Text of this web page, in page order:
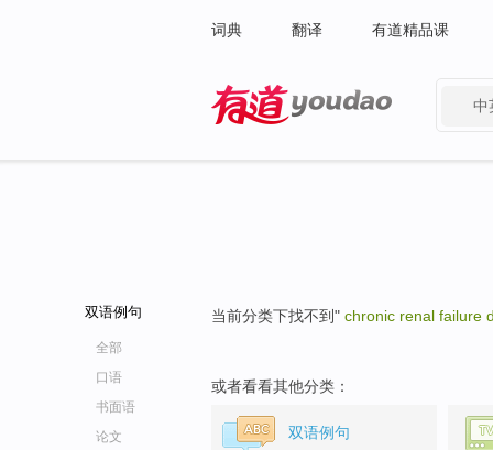
词典 翻译 有道精品课
中
双语例句
全部
口语
书面语
论文
当前分类下找不到" chronic renal failure
或者看看其他分类：
双语例句